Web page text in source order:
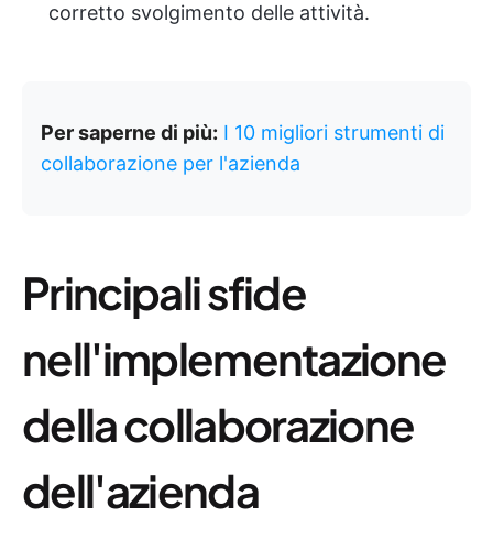
corretto svolgimento delle attività.
Per saperne di più: I 10 migliori strumenti di
collaborazione per l'azienda
Principali sfide
nell'implementazione
della collaborazione
dell'azienda